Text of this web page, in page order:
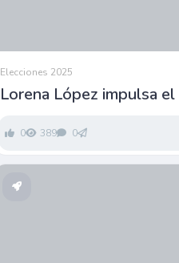
Elecciones 2025
0 389 0